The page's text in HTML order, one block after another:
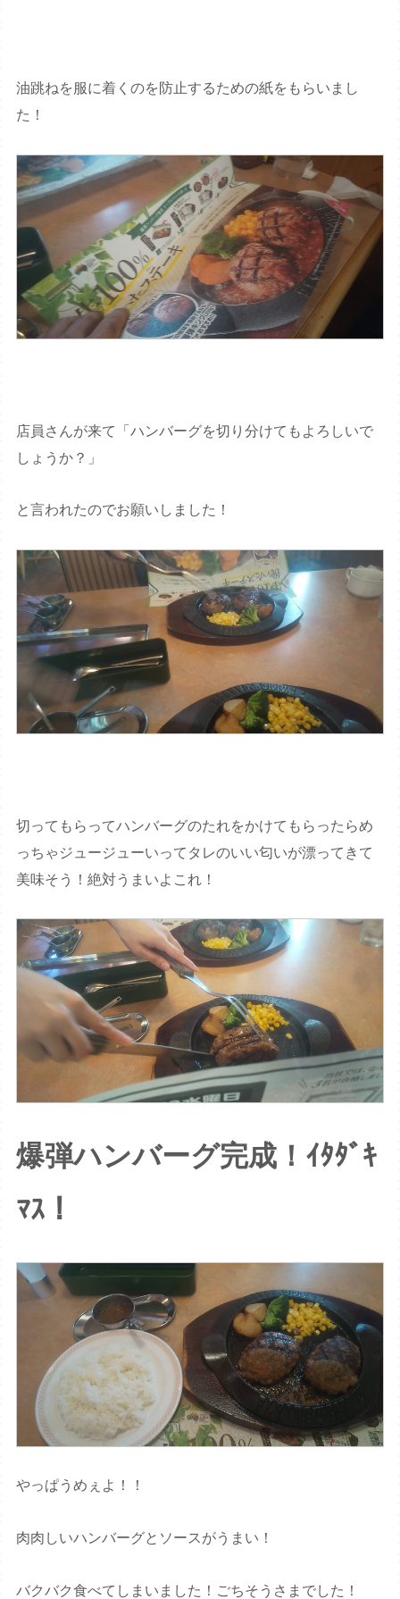
油跳ねを服に着くのを防止するための紙をもらいまし
た！
店員さんが来て「ハンバーグを切り分けてもよろしいで
しょうか？」
と言われたのでお願いしました！
切ってもらってハンバーグのたれをかけてもらったらめ
っちゃジュージューいってタレのいい匂いが漂ってきて
美味そう！絶対うまいよこれ！
爆弾ハンバーグ完成！ｲﾀﾀﾞｷ
ﾏｽ！
やっぱうめぇよ！！
肉肉しいハンバーグとソースがうまい！
バクバク食べてしまいました！ごちそうさまでした！